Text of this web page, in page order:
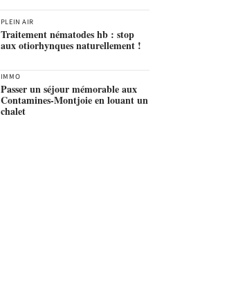
PLEIN AIR
Traitement nématodes hb : stop
aux otiorhynques naturellement !
IMMO
Passer un séjour mémorable aux
Contamines-Montjoie en louant un
chalet